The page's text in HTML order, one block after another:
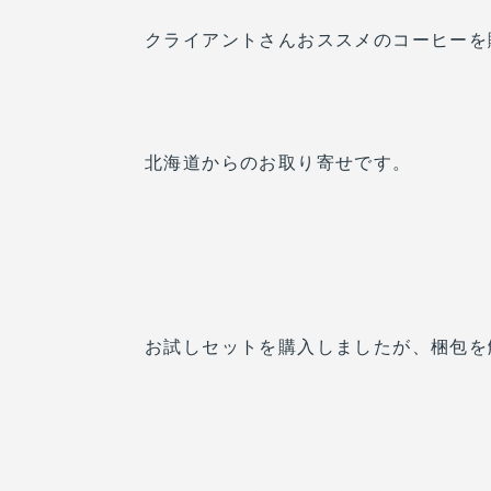
クライアントさんおススメのコーヒーを
北海道からのお取り寄せです。
お試しセットを購入しましたが、梱包を